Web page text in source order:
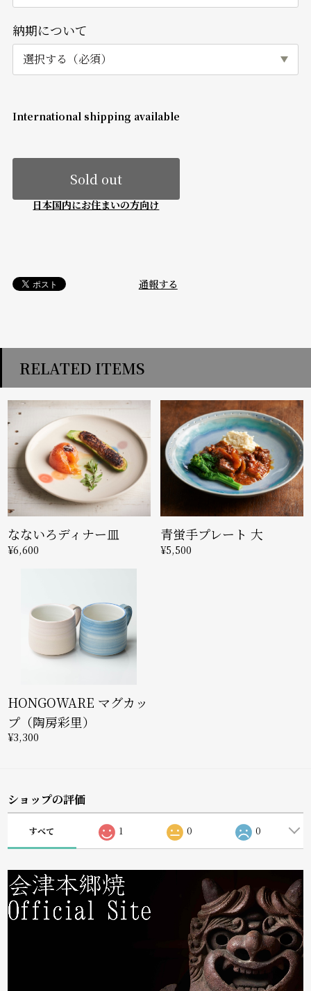
納期について
International shipping available
Sold out
日本国内にお住まいの方向け
通報する
RELATED ITEMS
なないろディナー皿
¥6,600
青蛍手プレート 大
¥5,500
HONGOWARE マグカッ
プ（陶房彩里）
¥3,300
ショップの評価
すべて 1 0 0